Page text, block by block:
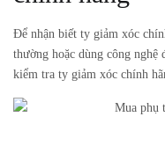
Để nhận biết ty giảm xóc
thường hoặc dùng công
kiểm tra ty giảm xóc chính